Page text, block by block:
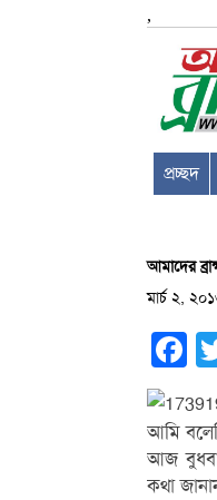
,
প্রচ্ছদ
আমাদের
মার্চ ২,
আমি
আজ
কথা